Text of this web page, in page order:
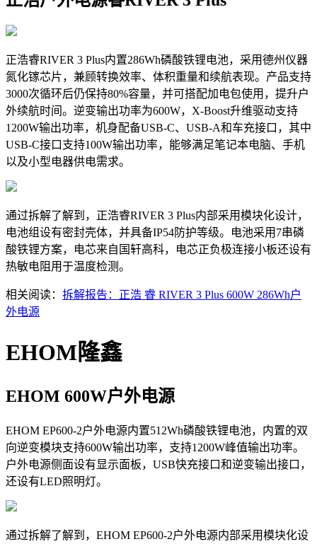
正浩睿RIVER 3 Plus内置286Wh磷酸铁锂电池，采用德州仪器
氮化镓芯片，兼顾转换效率、体积重量和续航表现。产品支持
3000次循环后仍保持80%容量，并可搭配加电包使用，提升户
外续航时间。逆变输出功率为600W，X-Boost升维驱动支持
1200W输出功率，机身配备USB-C、USB-A和车充接口，其中
USB-C接口支持100W输出功率，能够满足笔记本电脑、手机
以及小型电器供电需求。
通过拆解了解到，正浩睿RIVER 3 Plus内部采用模块化设计，
电池组设有密封壳体，并具备IP54防护等级。电池采用7串磷
酸铁锂方案，电芯来自国轩高科，电芯正负极连接小板还设有
热敏电阻用于温度检测。
相关阅读： 拆解报告：正浩 睿 RIVER 3 Plus 600W 286Wh户
外电源
EHOM隆鑫
EHOM 600W户外电源
EHOM EP600-2户外电源内置512Wh磷酸铁锂电池，内置的双
向逆变模块支持600W输出功率，支持1200W峰值输出功率。
户外电源侧面设有显示面板，USB快充接口和逆变输出接口，
还设有LED照明灯。
通过拆解了解到，EHOM EP600-2户外电源内部采用模块化设